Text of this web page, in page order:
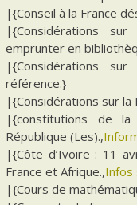
|{Conseil à la France
|{Considérations sur
emprunter en
|{Considérations sur
référence.}
|{Considérations sur la
|{constitutions de
République (Les).,
|{Côte d’Ivoire : 11
France et Afrique.,Infos
|{Cours de